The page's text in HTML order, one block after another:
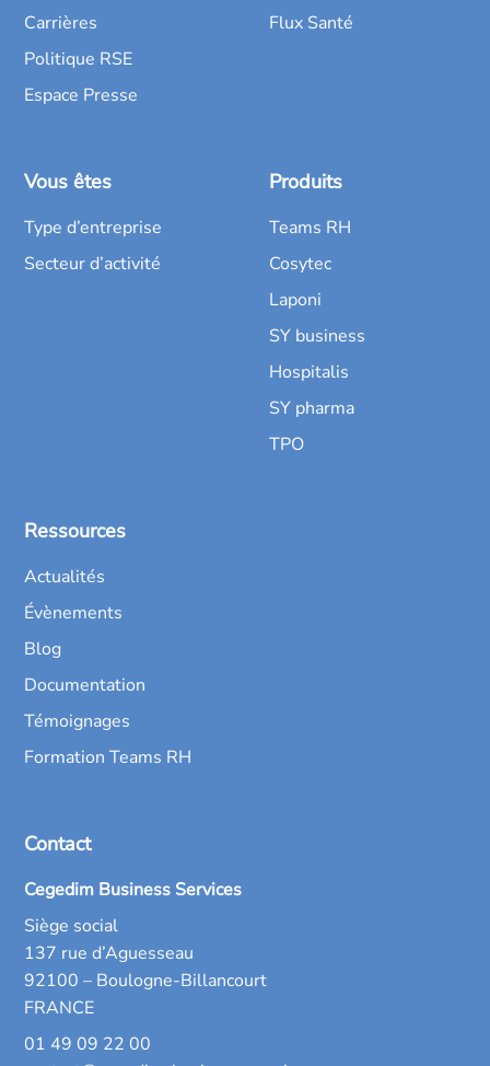
Carrières
Politique RSE
Espace Presse
Flux Santé
Vous êtes
Type d’entreprise
Secteur d’activité
Produits
Teams RH
Cosytec
Laponi
SY business
Hospitalis
SY pharma
TPO
Ressources
Actualités
Évènements
Blog
Documentation
Témoignages
Formation Teams RH
Contact
Cegedim Business Services
Siège social
137 rue d’Aguesseau
92100 – Boulogne-Billancourt
FRANCE
01 49 09 22 00